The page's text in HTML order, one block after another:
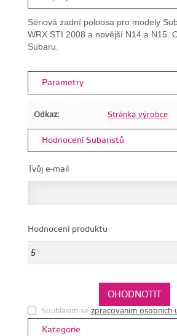
Sériová zadní poloosa pro modely
WRX STI 2008 a novější N14 a N15.
Subaru.
Parametry
Odkaz: Stránka výrobce
Hodnocení Subaristů
Tvůj e-mail
Hodnocení produktu
Souhlasim se zpracovanim osobnich
Kategorie